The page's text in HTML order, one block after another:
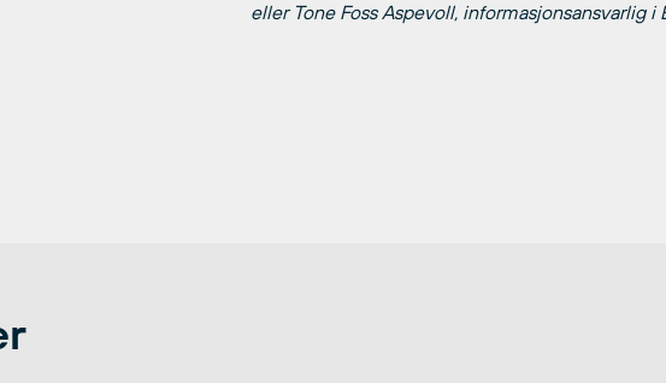
eller Tone Foss Aspevoll, informasjonsansvarlig i